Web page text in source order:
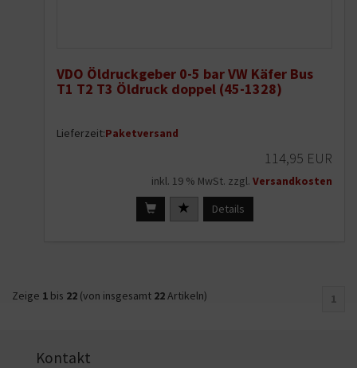
VDO Öldruckgeber 0-5 bar VW Käfer Bus
T1 T2 T3 Öldruck doppel (45-1328)
Lieferzeit:Paketversand
114,95 EUR
inkl. 19 % MwSt. zzgl. Versandkosten
Details
Zeige 1 bis 22 (von insgesamt 22Artikeln) 1
Kontakt